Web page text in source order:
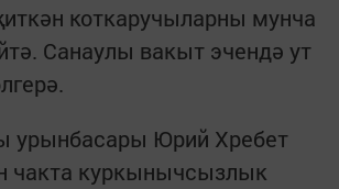
коткаручыларны мунча
Санаулы вакыт эчендә ут
урынбасары Юрий Хребет
чакта куркынычсызлык